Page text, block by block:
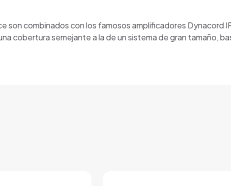
son combinados con los famosos amplificadores Dynacord
cobertura semejante a la de un sistema de gran tamaño,